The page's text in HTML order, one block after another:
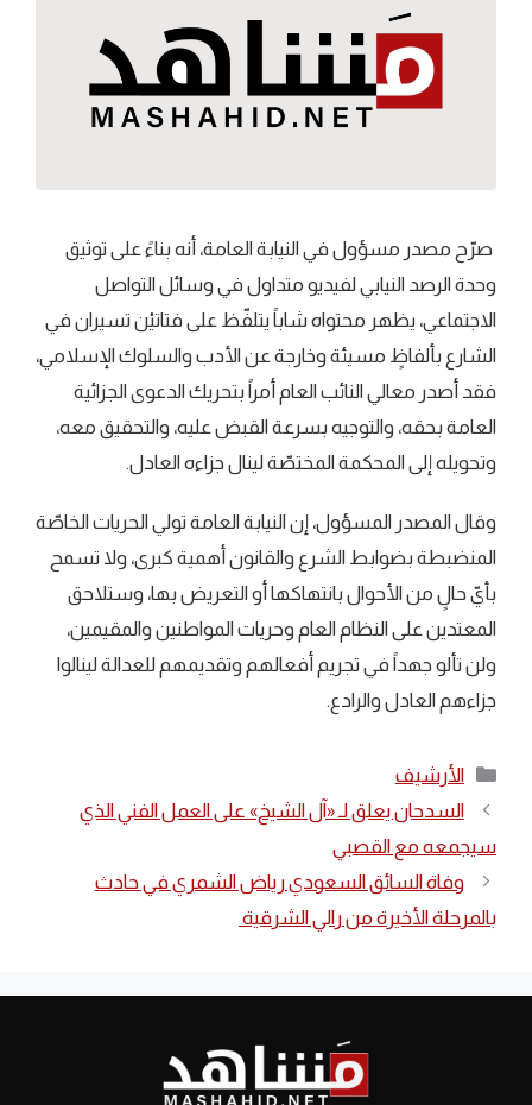
صرّح مصدر مسؤول في النيابة العامة، أنه بناءً على توثيق
وحدة الرصد النيابي لفيديو متداول في وسائل التواصل
الاجتماعي، يظهر محتواه شاباً يتلفّظ على فتاتيْن تسيران في
الشارع بألفاظٍ مسيئة وخارجة عن الأدب والسلوك الإسلامي،
فقد أصدر معالي النائب العام أمراً بتحريك الدعوى الجزائية
العامة بحقه، والتوجيه بسرعة القبض عليه، والتحقيق معه،
وتحويله إلى المحكمة المختصّة لينال جزاءه العادل.
وقال المصدر المسؤول، إن النيابة العامة تولي الحريات الخاصّة
المنضبطة بضوابط الشرع والقانون أهمية كبرى، ولا تسمح
بأيّ حالٍ من الأحوال بانتهاكها أو التعريض بها، وستلاحق
المعتدين على النظام العام وحريات المواطنين والمقيمين،
ولن تألو جهداً في تجريم أفعالهم وتقديمهم للعدالة لينالوا
جزاءهم العادل والرادع.
التصنيفات
الأرشيف
السدحان يعلق لـ «آل الشيخ» على العمل الفني الذي
سيجمعه مع القصبي
وفاة السائق السعودي رياض الشمري في حادث
بالمرحلة الأخيرة من رالي الشرقية